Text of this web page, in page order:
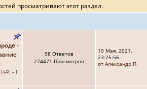
просматривают этот раздел.
-
Р. « 1
98 Ответов
274471 Просмотров
10 Мая, 2021,
23:25:56
от Александр П.